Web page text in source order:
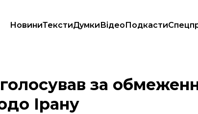
НовиниТекстиДумкиВідеоПодкасти
військових повноважень Трампа щодо Ірану
за
Ірану